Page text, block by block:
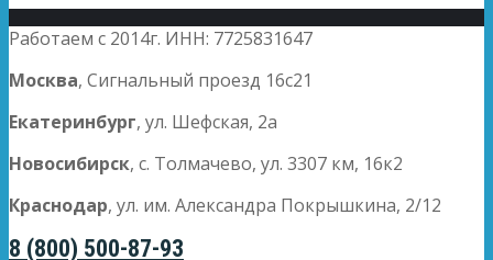
Работаем с 2014г. ИНН: 7725831647
Москва, Сигнальный проезд 16с21
Екатеринбург, ул. Шефская, 2а
Новосибирск, с. Толмачево, ул. 3307 км, 16к2
Краснодар, ул. им. Александра Покрышкина, 2/12
8 (800) 500-87-93